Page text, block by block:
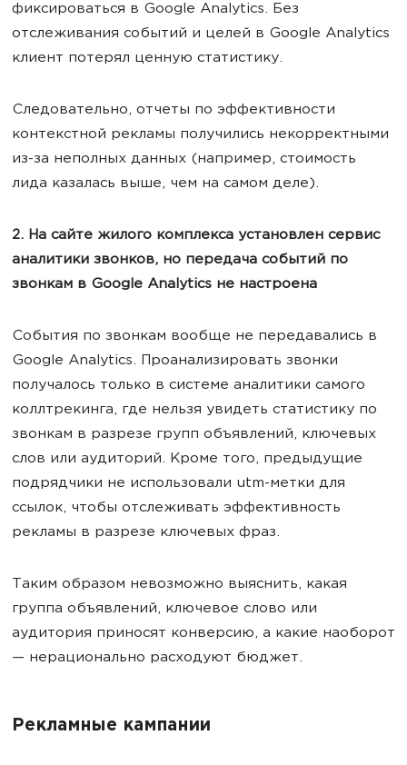
фиксироваться в Google Analytics. Без
отслеживания событий и целей в Google Analytics
клиент потерял ценную статистику.
Следовательно, отчеты по эффективности
контекстной рекламы получились некорректными
из-за неполных данных (например, стоимость
лида казалась выше, чем на самом деле).
2. На сайте жилого комплекса установлен сервис
аналитики звонков, но передача событий по
звонкам в Google Analytics не настроена
События по звонкам вообще не передавались в
Google Analytics. Проанализировать звонки
получалось только в системе аналитики самого
коллтрекинга, где нельзя увидеть статистику по
звонкам в разрезе групп объявлений, ключевых
слов или аудиторий. Кроме того, предыдущие
подрядчики не использовали utm-метки для
ссылок, чтобы отслеживать эффективность
рекламы в разрезе ключевых фраз.
Таким образом невозможно выяснить, какая
группа объявлений, ключевое слово или
аудитория приносят конверсию, а какие наоборот
— нерационально расходуют бюджет.
Рекламные кампании